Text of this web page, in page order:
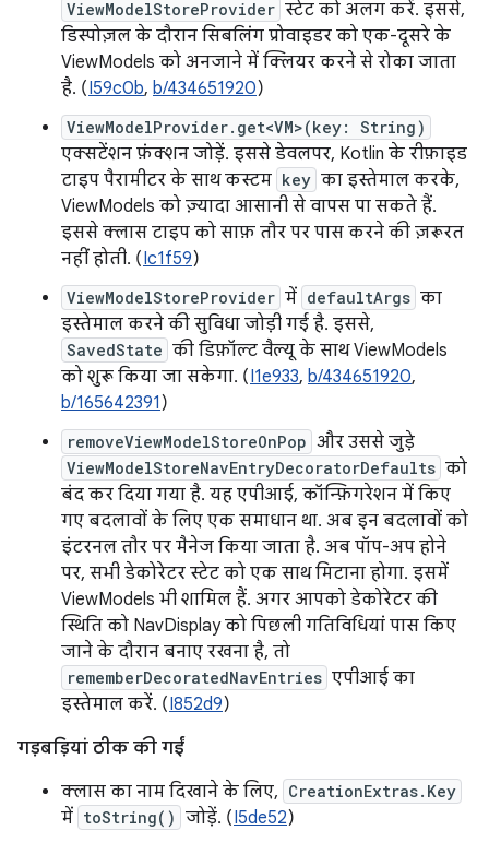
ViewModelStoreProvider स्टेट को अलग करें. इससे,
डिस्पोज़ल के दौरान सिबलिंग प्रोवाइडर को एक-दूसरे के
ViewModels को अनजाने में क्लियर करने से रोका जाता
है. (I59c0b, b/434651920)
ViewModelProvider.get<VM>(key: String)
एक्सटेंशन फ़ंक्शन जोड़ें. इससे डेवलपर, Kotlin के रीफ़ाइड
टाइप पैरामीटर के साथ कस्टम key का इस्तेमाल करके,
ViewModels को ज़्यादा आसानी से वापस पा सकते हैं.
इससे क्लास टाइप को साफ़ तौर पर पास करने की ज़रूरत
नहीं होती. (Ic1f59)
ViewModelStoreProvider में defaultArgs का
इस्तेमाल करने की सुविधा जोड़ी गई है. इससे,
SavedState की डिफ़ॉल्ट वैल्यू के साथ ViewModels
को शुरू किया जा सकेगा. (I1e933, b/434651920,
b/165642391 )
removeViewModelStoreOnPop और उससे जुड़े
ViewModelStoreNavEntryDecoratorDefaults को
बंद कर दिया गया है. यह एपीआई, कॉन्फ़िगरेशन में किए
गए बदलावों के लिए एक समाधान था. अब इन बदलावों को
इंटरनल तौर पर मैनेज किया जाता है. अब पॉप-अप होने
पर, सभी डेकोरेटर स्टेट को एक साथ मिटाना होगा. इसमें
ViewModels भी शामिल हैं. अगर आपको डेकोरेटर की
स्थिति को NavDisplay को पिछली गतिविधियां पास किए
जाने के दौरान बनाए रखना है, तो
rememberDecoratedNavEntries एपीआई का
इस्तेमाल करें. (I852d9)
गड़बड़ियां ठीक की गईं
क्लास का नाम दिखाने के लिए, CreationExtras.Key
में toString() जोड़ें. (I5de52)